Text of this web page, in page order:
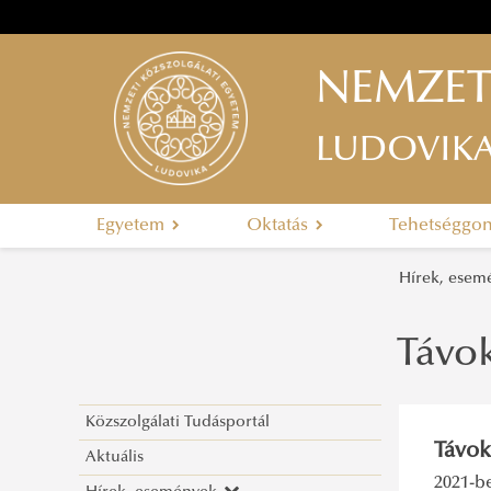
Egyetem Oktatás
Hírek,
Közszolgálati Tudásportál
Aktuális
2021-